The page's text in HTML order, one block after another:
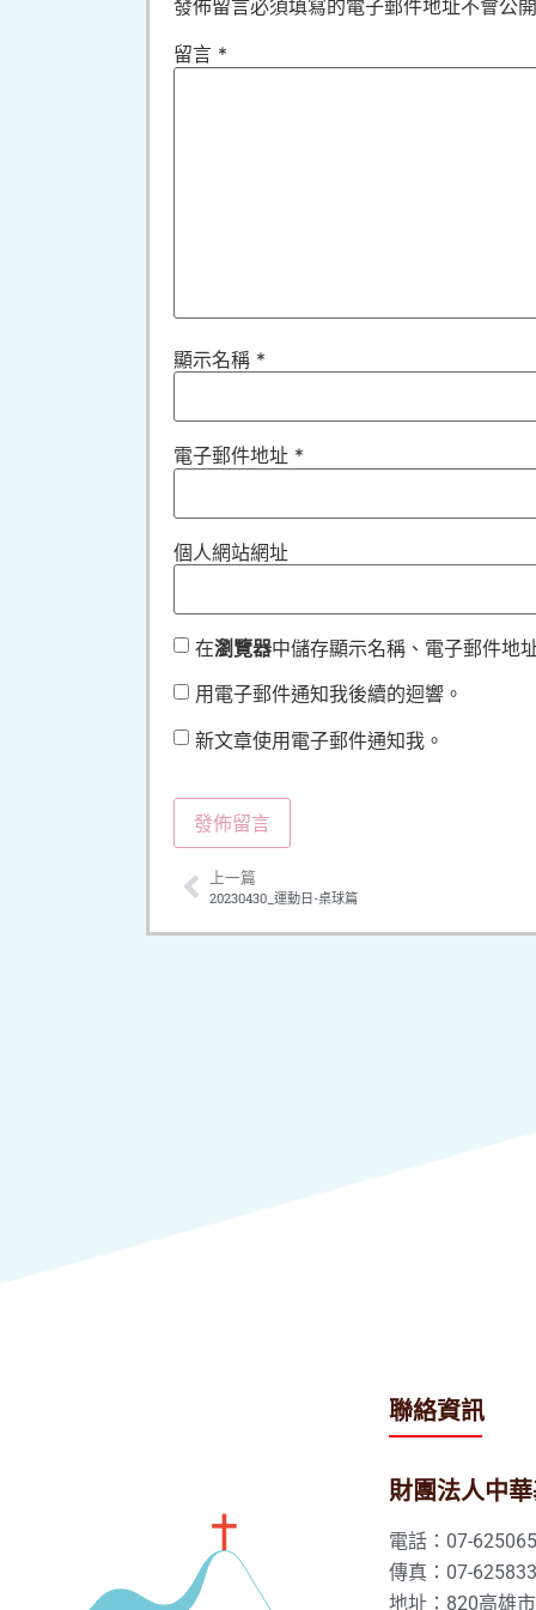
發佈留言必須填寫的電子郵件地址不會公
留言 *
顯示名稱 *
電子郵件地址 *
個人網站網址
在瀏覽器中儲存顯示名稱、電子郵件地
用電子郵件通知我後續的迴響。
新文章使用電子郵件通知我。
上一篇
20230430_運動日-桌球篇
聯絡資訊
財團法人中
電話：07-
傳真：07-
地址：820高雄